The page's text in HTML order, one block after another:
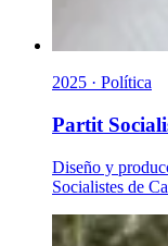
2025 · Política
Partit
Diseño y
Socialistes de